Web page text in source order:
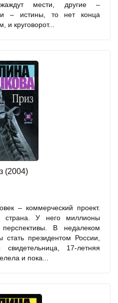
мести, другие –
– истины, то нет конца
и круговорот...
(2004)
– коммерческий проект.
У него миллионы
В недалеком
президентом России,
17-летняя
и пока...